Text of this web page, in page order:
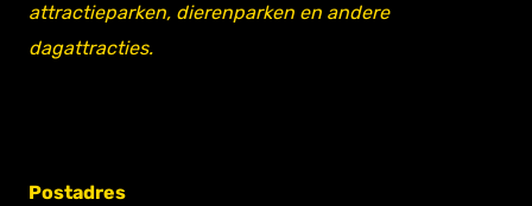
attractieparken, dierenparken en andere
dagattracties.
Postadres